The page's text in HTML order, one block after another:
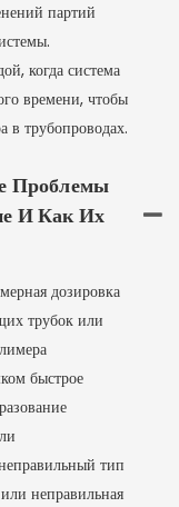
партий
когда система
времени, чтобы
в трубопроводах.
Проблемы
И Как Их
дозировка
трубок или
быстрое
тип
неправильная